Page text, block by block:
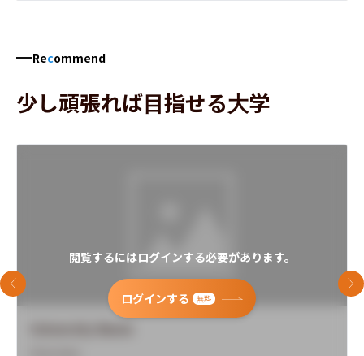
Recommend
少し頑張れば目指せる大学
閲覧するにはログインする必要があります。
ログインする 無料
前のスライド 次